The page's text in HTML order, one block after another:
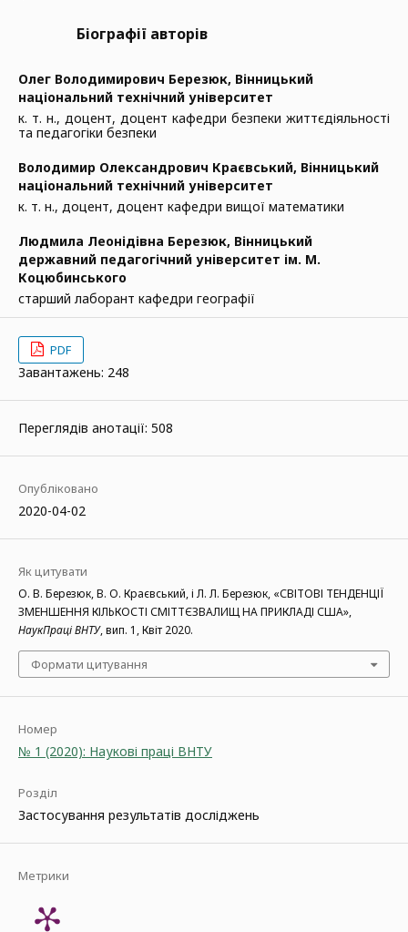
Біографії авторів
Олег Володимирович Березюк, Вінницький
національний технічний університет
к. т. н., доцент, доцент кафедри безпеки життєдіяльності
та педагогіки безпеки
Володимир Олександрович Краєвський, Вінницький
національний технічний університет
к. т. н., доцент, доцент кафедри вищої математики
Людмила Леонідівна Березюк, Вінницький
державний педагогічний університет ім. М.
Коцюбинського
старший лаборант кафедри географії
PDF
Завантажень: 248
Переглядів анотації: 508
Опубліковано
2020-04-02
Як цитувати
О. В. Березюк, В. О. Краєвський, і Л. Л. Березюк, «СВІТОВІ ТЕНДЕНЦІЇ
ЗМЕНШЕННЯ КІЛЬКОСТІ СМІТТЄЗВАЛИЩ НА ПРИКЛАДІ США»,
НаукПраці ВНТУ, вип. 1, Квіт 2020.
Формати цитування
Номер
№ 1 (2020): Наукові праці ВНТУ
Розділ
Застосування результатів досліджень
Метрики